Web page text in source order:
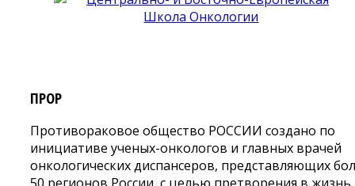
ПРОР
Противораковое общество РОССИИ создано по
инициативе ученых-онкологов и главных врачей
онкологических диспансеров, представляющих